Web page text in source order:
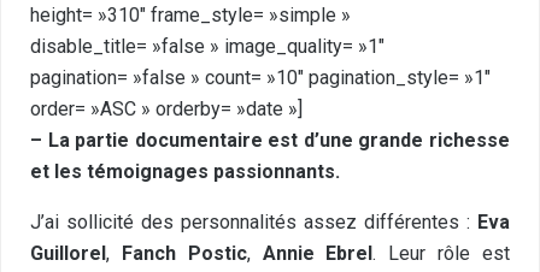
height= »310″ frame_style= »simple »
disable_title= »false » image_quality= »1″
pagination= »false » count= »10″ pagination_style= »1″
order= »ASC » orderby= »date »]
– La partie documentaire est d’une grande richesse
et les témoignages passionnants.
J’ai sollicité des personnalités assez différentes : Eva
Guillorel, Fanch Postic,Annie Ebrel. Leur rôle est